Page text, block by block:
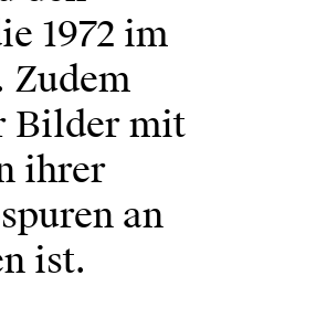
1972 im
Zudem
Bilder mit
ihrer
an
ist.